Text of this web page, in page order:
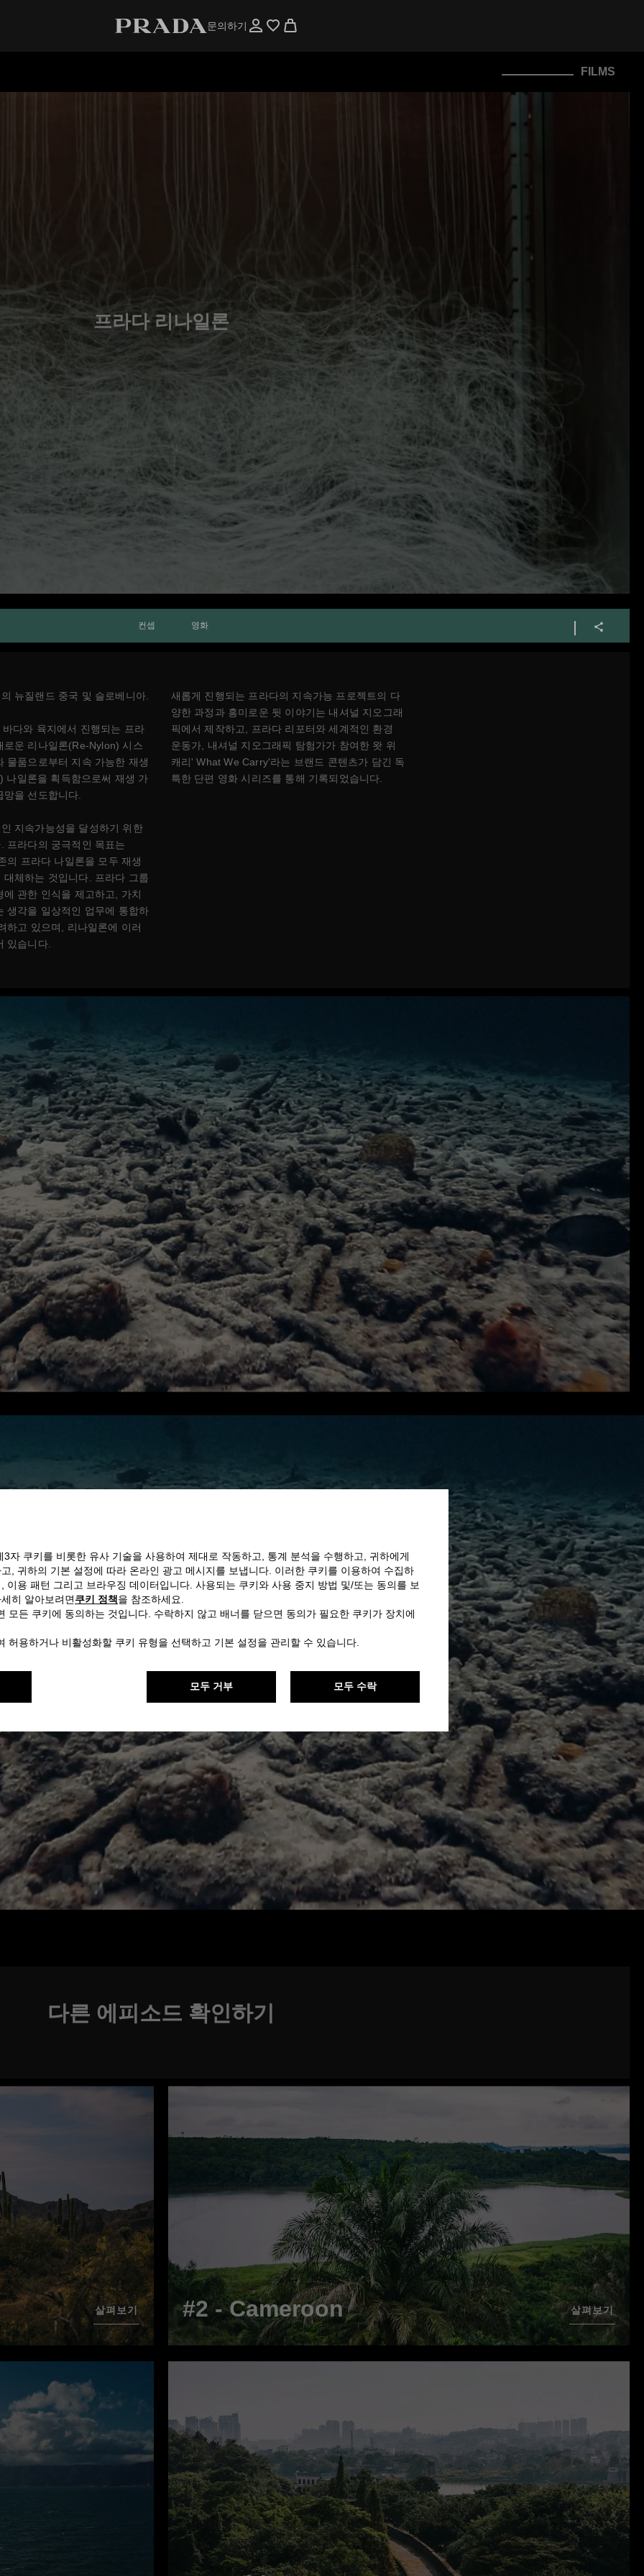
자 쿠키를 비롯한 유사 기술을 사용하여 제대로 작동하고, 통계 분석을 수행하고, 귀하에게
, 귀하의 기본 설정에 따라 온라인 광고 메시지를 보냅니다. 이러한 쿠키를 이용하여 수집하
이용 패턴 그리고 브라우징 데이터입니다. 사용되는 쿠키와 사용 중지 방법 및/또는 동의를 보
히 알아보려면쿠키 정책을 참조하세요.
모든 쿠키에 동의하는 것입니다. 수락하지 않고 배너를 닫으면 동의가 필요한 쿠키가 장치에
허용하거나 비활성화할 쿠키 유형을 선택하고 기본 설정을 관리할 수 있습니다.
모두 수락
모두 거부
문의하기
FILMS
프라다 리나일론
컨셉 영화
뉴질랜드 중국 및 슬로베니아.
다와 육지에서 진행되는 프라
로운 리나일론(Re-Nylon) 시스
물품으로부터 지속 가능한 재생
나일론을 획득함으로써 재생 가
을 선도합니다.
지속가능성을 달성하기 위한
프라다의 궁극적인 목표는
의 프라다 나일론을 모두 재생
대체하는 것입니다. 프라다 그룹
관한 인식을 제고하고, 가치
생각을 일상적인 업무에 통합하
하고 있으며, 리나일론에 이러
있습니다.
새롭게 진행되는 프라다의 지속가능 프로젝트의 다
양한 과정과 흥미로운 뒷 이야기는 내셔널 지오그래
픽에서 제작하고, 프라다 리포터와 세계적인 환경
운동가, 내셔널 지오그래픽 탐험가가 참여한 왓 위
캐리' What We Carry'라는 브랜드 콘텐츠가 담긴 독
특한 단편 영화 시리즈를 통해 기록되었습니다.
다른 에피소드 확인하기
살펴보기 #2 - Cameroon 살펴보기